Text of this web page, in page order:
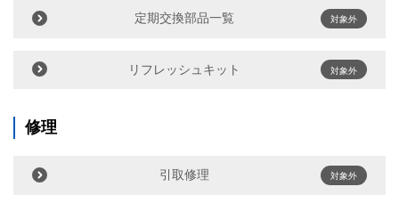
定期交換部品一覧 対象外
リフレッシュキット 対象外
修理
引取修理 対象外